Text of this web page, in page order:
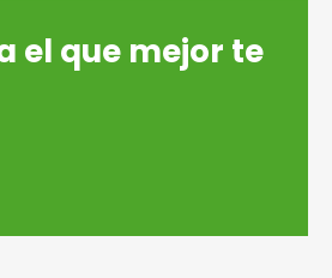
el que mejor te